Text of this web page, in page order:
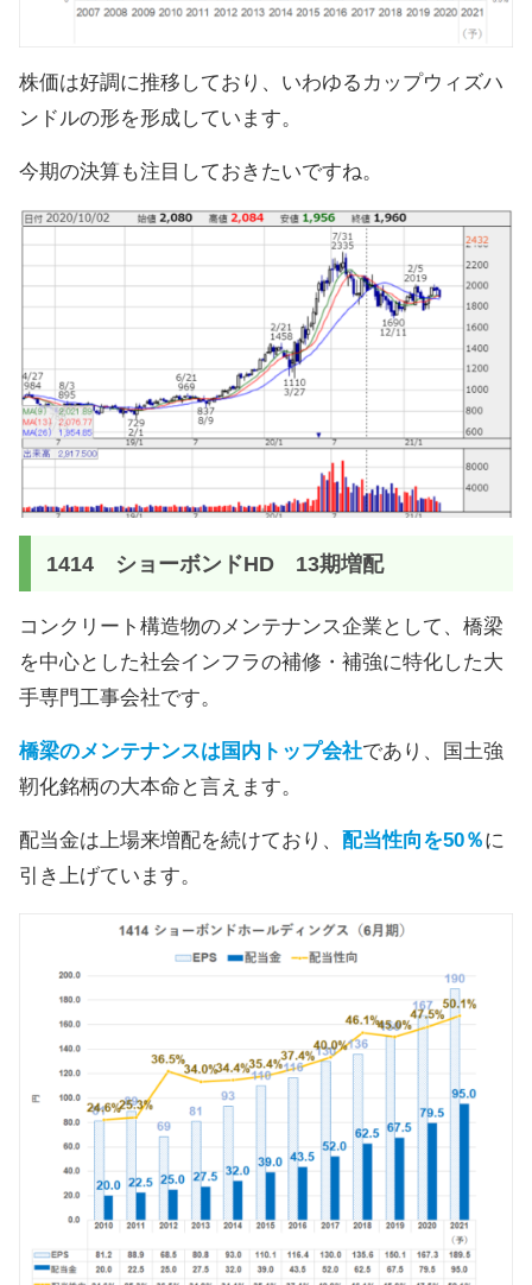
株価は好調に推移しており、いわゆるカップウィズハ
ンドルの形を形成しています。
今期の決算も注目しておきたいですね。
1414 ショーボンドHD 13期増配
コンクリート構造物のメンテナンス企業として、橋梁
を中心とした社会インフラの補修・補強に特化した大
手専門工事会社です。
橋梁のメンテナンスは国内トップ会社であり、国土強
靭化銘柄の大本命と言えます。
配当金は上場来増配を続けており、 配当性向を50％に
引き上げています。